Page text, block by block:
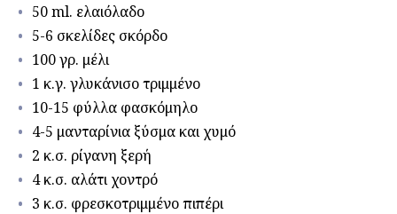
50 ml. ελαιόλαδο
5-6 σκελίδες σκόρδο
100 γρ. μέλι
1 κ.γ. γλυκάνισο τριμμένο
10-15 φύλλα φασκόμηλο
4-5 μανταρίνια ξύσμα και χυμό
2 κ.σ. ρίγανη ξερή
4 κ.σ. αλάτι χοντρό
3 κ.σ. φρεσκοτριμμένο πιπέρι